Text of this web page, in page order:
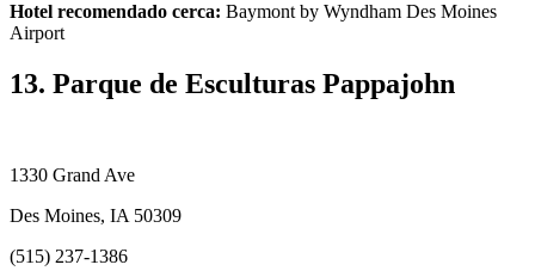
Hotel recomendado cerca: Baymont by Wyndham Des Moines
Airport
13. Parque de Esculturas Pappajohn
1330 Grand Ave
Des Moines, IA 50309
(515) 237-1386